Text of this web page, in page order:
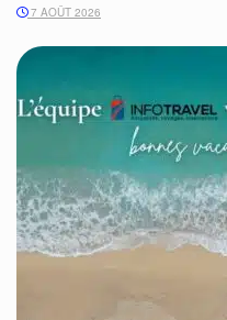
7 AOÛT 2026